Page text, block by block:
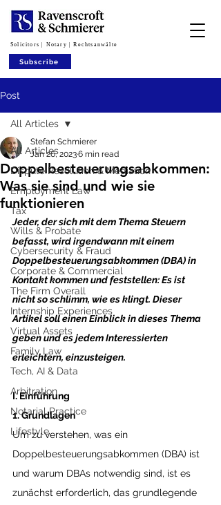
Subscribe
Solicitors | Notary | Rechtsanwälte
Post
All Articles
Dispute Resolution & Mediation
Employment Law
Tax
Wills & Probate
Cybersecurity & Fraud
Corporate & Commercial
The Firm Overall
Internship Experiences
Virtual Assets
Family Law
Tech, AI & Data
Arbitration
Notarial Practice
Lifestyle
All Articles
Doppelbesteuerungsabkommen:
Was sie sind und wie sie
funktionieren
Stefan Schmierer
Jan 26, 20236 min read
Jeder, der sich mit dem Thema Steuern
befasst, wird irgendwann mit einem
Doppelbesteuerungsabkommen (DBA) in
Kontakt kommen und feststellen: Es ist
nicht so schlimm, wie es klingt. Dieser
Artikel soll einen Einblick in dieses Thema
geben und es jedem Interessierten
erleichtern, einzusteigen.
I. Einführung
1. Grundlagen
Um zu verstehen, was ein
Doppelbesteuerungsabkommen (DBA) ist
und warum DBAs notwendig sind, ist es
zunächst erforderlich, das grundlegende